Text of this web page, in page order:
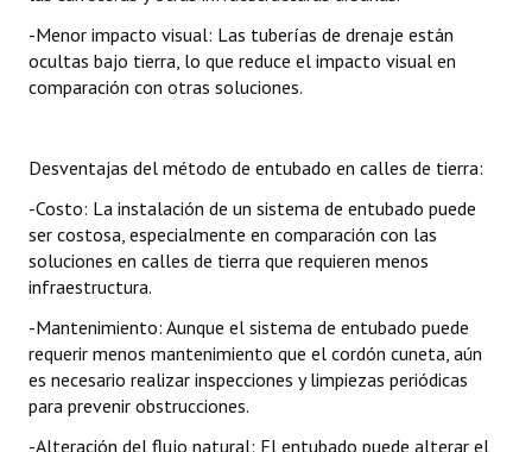
-Menor impacto visual: Las tuberías de drenaje están
ocultas bajo tierra, lo que reduce el impacto visual en
comparación con otras soluciones.
Desventajas del método de entubado en calles de tierra:
-Costo: La instalación de un sistema de entubado puede
ser costosa, especialmente en comparación con las
soluciones en calles de tierra que requieren menos
infraestructura.
-Mantenimiento: Aunque el sistema de entubado puede
requerir menos mantenimiento que el cordón cuneta, aún
es necesario realizar inspecciones y limpiezas periódicas
para prevenir obstrucciones.
-Alteración del flujo natural: El entubado puede alterar el